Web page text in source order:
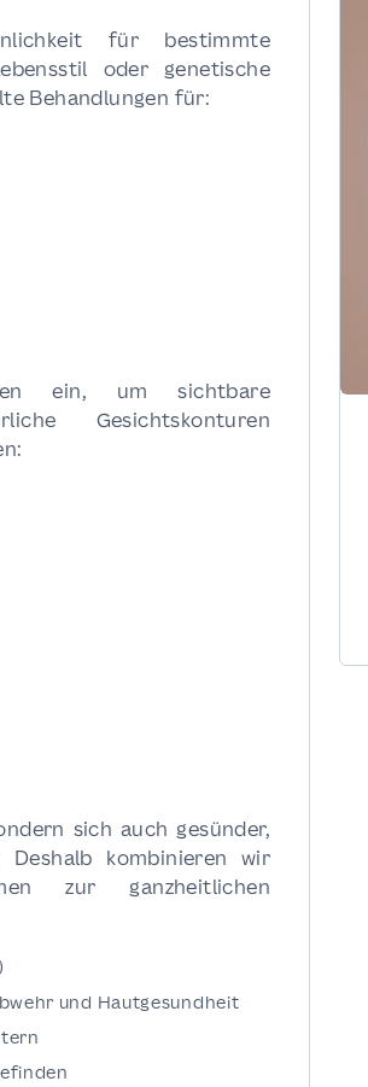
für bestimmte
oder genetische
Behandlungen für:
ein, um sichtbare
Gesichtskonturen
sich auch gesünder,
kombinieren wir
zur ganzheitlichen
und Hautgesundheit